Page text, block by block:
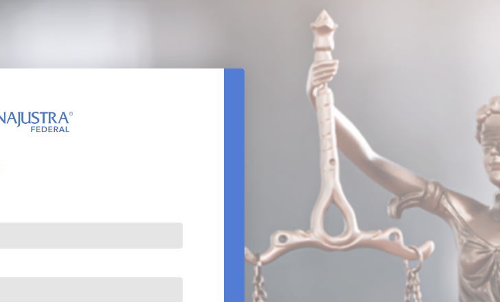
REDEFINIÇÃO DE SENHA
DATA DE NASCIMENTO
REENVIAR